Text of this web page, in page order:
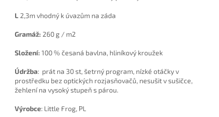
L 2,3m vhodný k úvazům na záda
Gramáž: 260 g / m2
Složení: 100 % česaná bavlna, hliníkový kroužek
Údržba: prát na 30 st, šetrný program, nízké otáčky v
prostředku bez optických rozjasňovačů, nesušit v sušičce,
žehlení na vysoký stupeň s párou.
Výrobce: Little Frog, PL